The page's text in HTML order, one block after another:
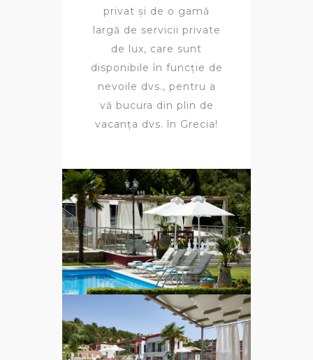
privat și de o gamă
largă de servicii private
de lux, care sunt
disponibile în funcție de
nevoile dvs., pentru a
vă bucura din plin de
vacanța dvs. în Grecia!